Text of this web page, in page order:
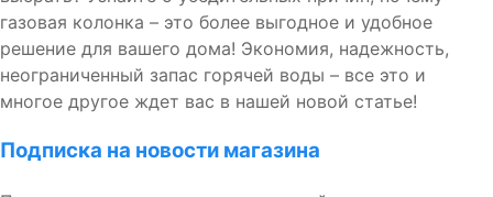
газовая колонка – это более выгодное и удобное
решение для вашего дома! Экономия, надежность,
неограниченный запас горячей воды – все это и
многое другое ждет вас в нашей новой статье!
Подписка на новости магазина